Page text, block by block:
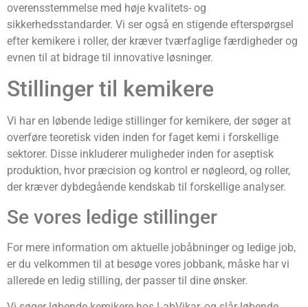
overensstemmelse med høje kvalitets- og
sikkerhedsstandarder. Vi ser også en stigende efterspørgsel
efter kemikere i roller, der kræver tværfaglige færdigheder og
evnen til at bidrage til innovative løsninger.
Stillinger til kemikere
Vi har en løbende ledige stillinger for kemikere, der søger at
overføre teoretisk viden inden for faget kemi i forskellige
sektorer. Disse inkluderer muligheder inden for aseptisk
produktion, hvor præcision og kontrol er nøgleord, og roller,
der kræver dybdegående kendskab til forskellige analyser.
Se vores ledige stillinger
For mere information om aktuelle jobåbninger og ledige job,
er du velkommen til at besøge vores jobbank, måske har vi
allerede en ledig stilling, der passer til dine ønsker.